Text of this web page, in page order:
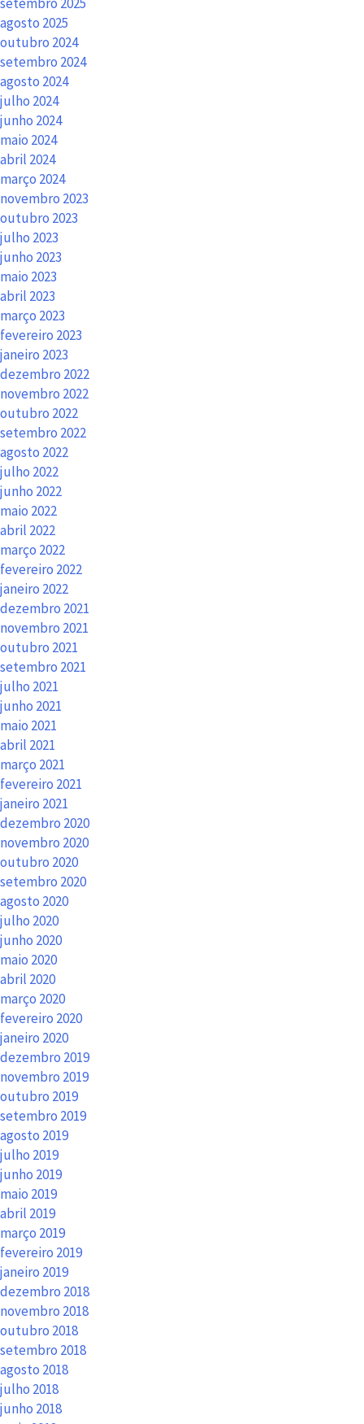
agosto 2025
outubro 2024
setembro 2024
agosto 2024
julho 2024
junho 2024
maio 2024
abril 2024
março 2024
novembro 2023
outubro 2023
julho 2023
junho 2023
maio 2023
abril 2023
março 2023
fevereiro 2023
janeiro 2023
dezembro 2022
novembro 2022
outubro 2022
setembro 2022
agosto 2022
julho 2022
junho 2022
maio 2022
abril 2022
março 2022
fevereiro 2022
janeiro 2022
dezembro 2021
novembro 2021
outubro 2021
setembro 2021
julho 2021
junho 2021
maio 2021
abril 2021
março 2021
fevereiro 2021
janeiro 2021
dezembro 2020
novembro 2020
outubro 2020
setembro 2020
agosto 2020
julho 2020
junho 2020
maio 2020
abril 2020
março 2020
fevereiro 2020
janeiro 2020
dezembro 2019
novembro 2019
outubro 2019
setembro 2019
agosto 2019
julho 2019
junho 2019
maio 2019
abril 2019
março 2019
fevereiro 2019
janeiro 2019
dezembro 2018
novembro 2018
outubro 2018
setembro 2018
agosto 2018
julho 2018
junho 2018